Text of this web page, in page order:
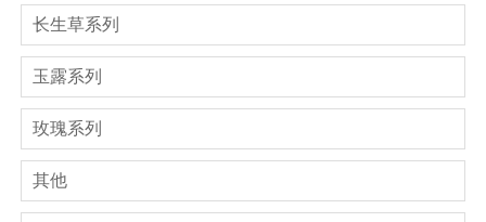
长生草系列
玉露系列
玫瑰系列
其他